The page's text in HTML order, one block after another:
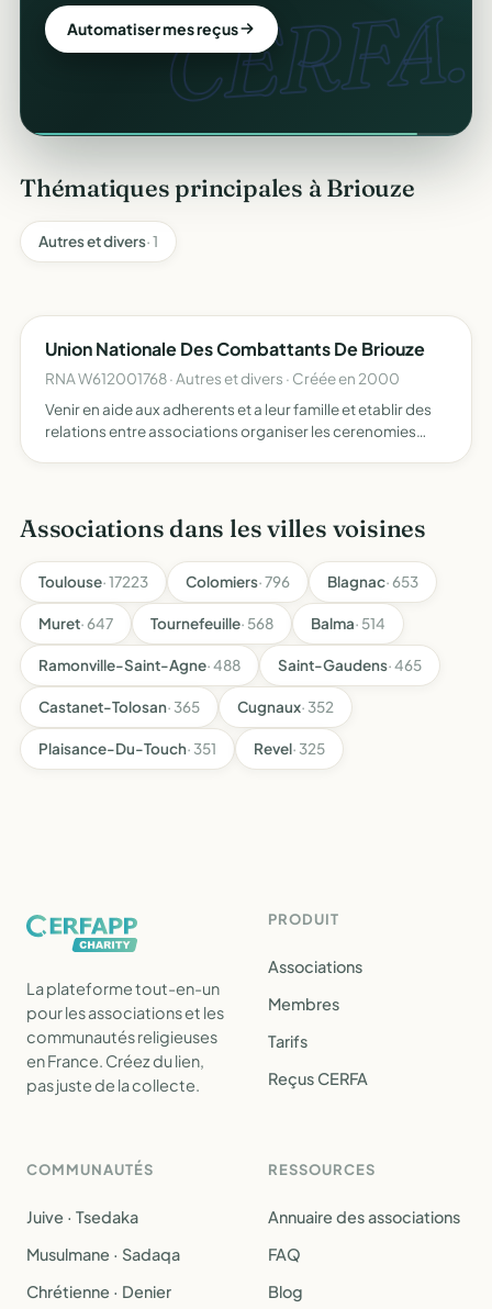
CERFA.
Automatiser mes reçus
Thématiques principales à Briouze
Autres et divers· 1
Union Nationale Des Combattants De Briouze
RNA W612001768 · Autres et divers · Créée en 2000
Venir en aide aux adherents et a leur famille et etablir des
relations entre associations organiser les cerenomies
Associations dans les villes voisines
Toulouse· 17223 Colomiers· 796 Blagnac· 653
Muret· 647 Tournefeuille· 568 Balma· 514
Ramonville-Saint-Agne· 488 Saint-Gaudens· 465
Castanet-Tolosan· 365 Cugnaux· 352
Plaisance-Du-Touch· 351 Revel· 325
La plateforme tout-en-un
pour les associations et les
communautés religieuses
en France. Créez du lien,
pas juste de la collecte.
PRODUIT
Associations
Membres
Tarifs
Reçus CERFA
COMMUNAUTÉS
Juive · Tsedaka
Musulmane · Sadaqa
Chrétienne · Denier
RESSOURCES
Annuaire des associations
FAQ
Blog